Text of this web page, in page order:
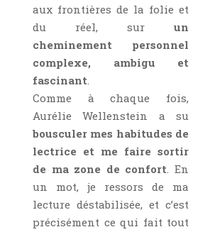
aux frontières de la folie et
du réel, sur un
cheminement personnel
complexe, ambigu et
fascinant.
Comme à chaque fois,
Aurélie Wellenstein a su
bousculer mes habitudes de
lectrice et me faire sortir
de ma zone de confort. En
un mot, je ressors de ma
lecture déstabilisée, et c’est
précisément ce qui fait tout